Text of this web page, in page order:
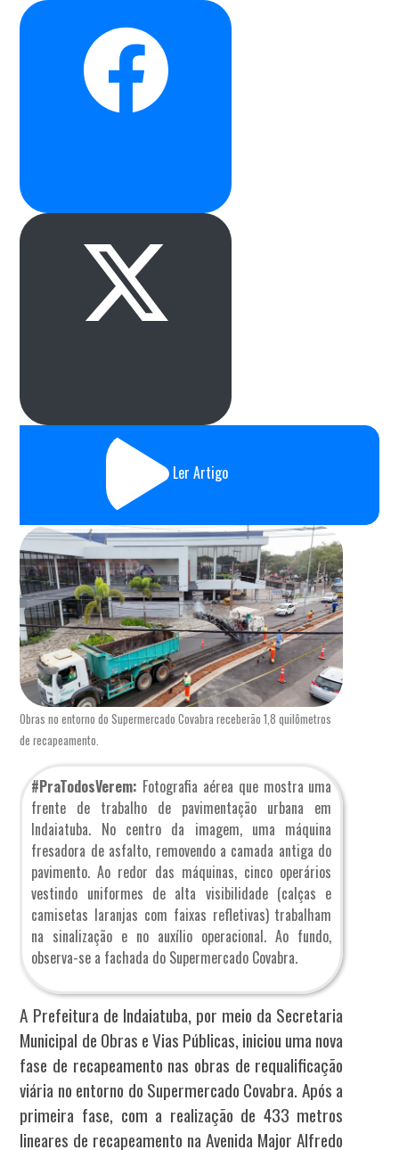
Ler Artigo
Obras no entorno do Supermercado Covabra receberão 1,8 quilômetros
de recapeamento.
#PraTodosVerem: Fotografia aérea que mostra uma
frente de trabalho de pavimentação urbana em
Indaiatuba. No centro da imagem, uma máquina
fresadora de asfalto, removendo a camada antiga do
pavimento. Ao redor das máquinas, cinco operários
vestindo uniformes de alta visibilidade (calças e
camisetas laranjas com faixas refletivas) trabalham
na sinalização e no auxílio operacional. Ao fundo,
observa-se a fachada do Supermercado Covabra.
A Prefeitura de Indaiatuba, por meio da Secretaria
Municipal de Obras e Vias Públicas, iniciou uma nova
fase de recapeamento nas obras de requalificação
viária no entorno do Supermercado Covabra. Após a
primeira fase, com a realização de 433 metros
lineares de recapeamento na Avenida Major Alfredo